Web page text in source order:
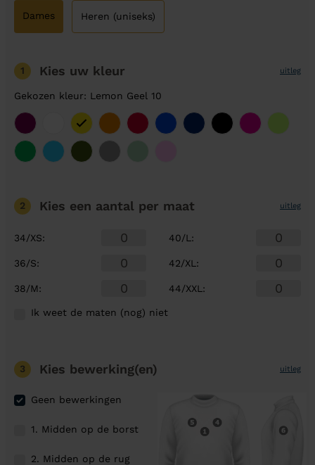
Dames Heren (uniseks)
1 Kies uw kleur uitleg
Gekozen kleur: Lemon Geel 10
2 Kies een aantal per maat uitleg
34/XS:
36/S:
38/M:
40/L :
42/XL :
44/XXL :
Ik weet de maten (nog) niet
3 Kies bewerking(en) uitleg
Geen bewerkingen
1. Midden op de borst
2. Midden op de rug